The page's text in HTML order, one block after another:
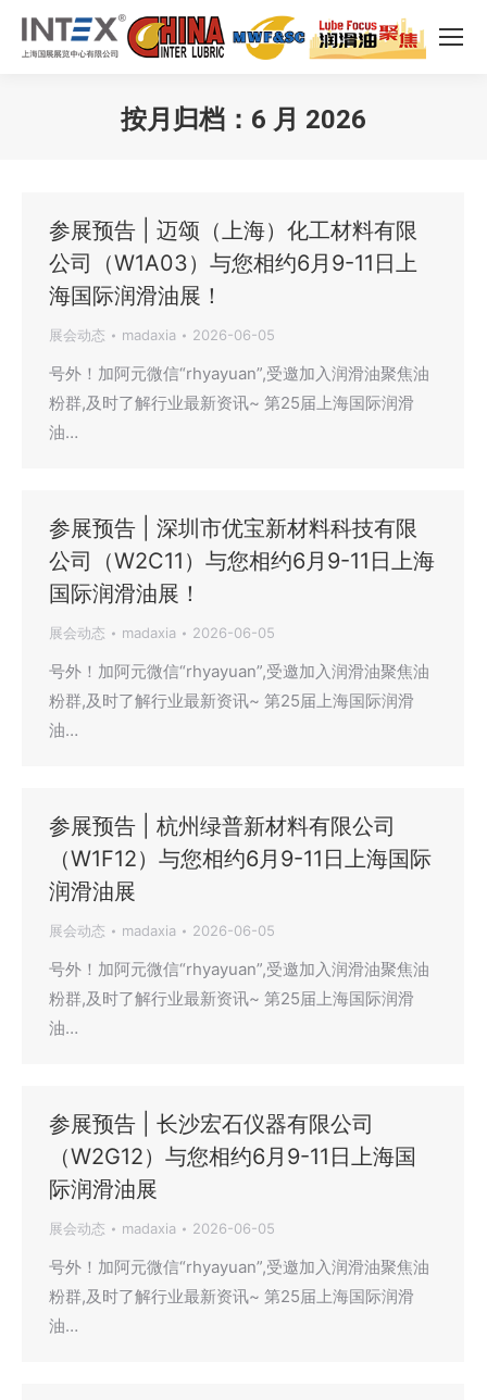
按月归档： 6 月 2026
参展预告 | 迈颂（上海）化工材料有限
公司（W1A03）与您相约6月9-11日上
海国际润滑油展！
展会动态 madaxia 2026-06-05
号外！加阿元微信“rhyayuan”,受邀加入润滑油聚焦油
粉群,及时了解行业最新资讯~ 第25届上海国际润滑
油…
参展预告 | 深圳市优宝新材料科技有限
公司（W2C11）与您相约6月9-11日上海
国际润滑油展！
展会动态 madaxia 2026-06-05
号外！加阿元微信“rhyayuan”,受邀加入润滑油聚焦油
粉群,及时了解行业最新资讯~ 第25届上海国际润滑
油…
参展预告 | 杭州绿普新材料有限公司
（W1F12）与您相约6月9-11日上海国际
润滑油展
展会动态 madaxia 2026-06-05
号外！加阿元微信“rhyayuan”,受邀加入润滑油聚焦油
粉群,及时了解行业最新资讯~ 第25届上海国际润滑
油…
参展预告 | 长沙宏石仪器有限公司
（W2G12）与您相约6月9-11日上海国
际润滑油展
展会动态 madaxia 2026-06-05
号外！加阿元微信“rhyayuan”,受邀加入润滑油聚焦油
粉群,及时了解行业最新资讯~ 第25届上海国际润滑
油…